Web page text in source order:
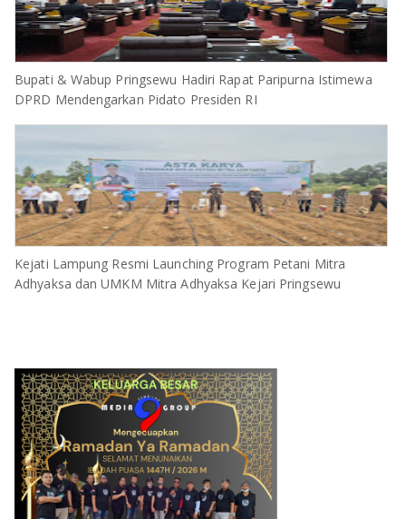
Bupati & Wabup Pringsewu Hadiri Rapat Paripurna Istimewa
DPRD Mendengarkan Pidato Presiden RI
Kejati Lampung Resmi Launching Program Petani Mitra
Adhyaksa dan UMKM Mitra Adhyaksa Kejari Pringsewu